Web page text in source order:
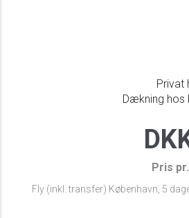
Pris
Fly (inkl. transfer) København 5
Privat
Dækning hos